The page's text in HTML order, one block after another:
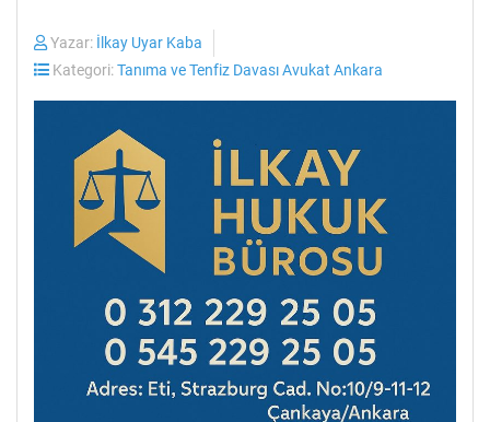
Yazar: İlkay Uyar Kaba
Kategori:Tanıma ve Tenfiz Davası Avukat Ankara